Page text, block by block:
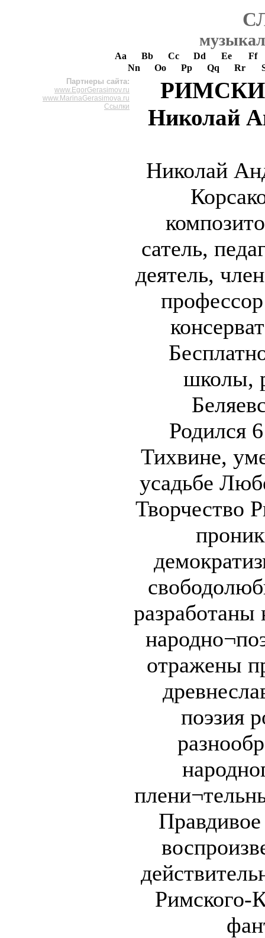
Aa Bb Cc Dd Ee
Ff
Nn
Oo Pp Qq Rr
Партнеры сайта:
www.EgorGerasimov.ru
www.MarinaGerasimova.ru
Ссылки
Николай
Николай
сатель,
деятель,
школы,
Родился
Тихвине,
усадьбе
Творчество
отражены
поэзия
Римского-